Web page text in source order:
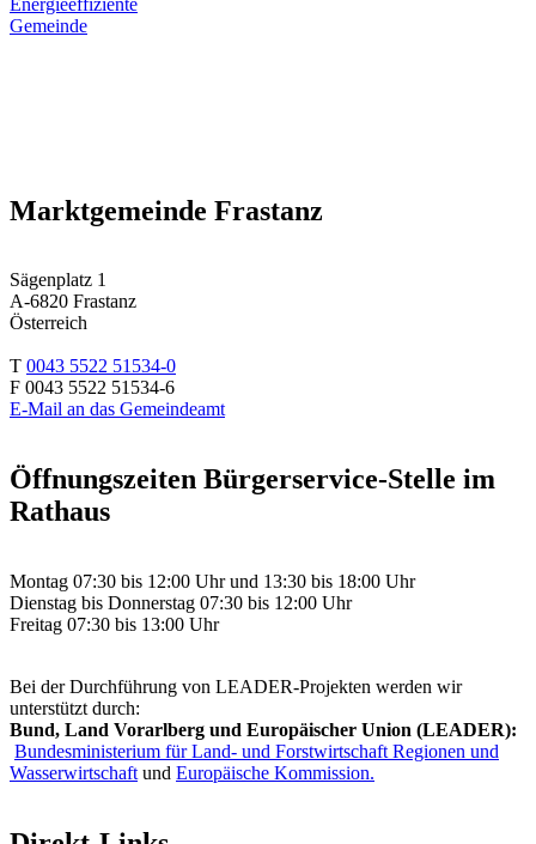
Gemeinde
Marktgemeinde Frastanz
Sägenplatz 1
A-6820 Frastanz
Österreich
T 0043 5522 51534-0
F 0043 5522 51534-6
E-Mail an das Gemeindeamt
Öffnungszeiten Bürgerservice-Stelle im
Rathaus
Montag 07:30 bis 12:00 Uhr und 13:30 bis 18:00 Uhr
Dienstag bis Donnerstag 07:30 bis 12:00 Uhr
Freitag 07:30 bis 13:00 Uhr
Bei der Durchführung von LEADER-Projekten werden wir
unterstützt durch:
Bund, Land Vorarlberg und Europäischer Union (LEADER):
Bundesministerium für Land- und Forstwirtschaft Regionen und
Wasserwirtschaft und Europäische Kommission.